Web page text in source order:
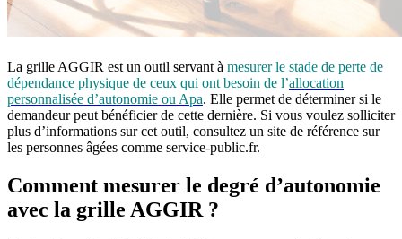
La grille AGGIR est un outil servant à mesurer le stade de perte de
dépendance physique de ceux qui ont besoin de l’allocation
personnalisée d’autonomie ou Apa. Elle permet de déterminer si le
demandeur peut bénéficier de cette dernière. Si vous voulez solliciter
plus d’informations sur cet outil, consultez un site de référence sur
les personnes âgées comme service-public.fr.
Comment mesurer le degré d’autonomie
avec la grille AGGIR ?